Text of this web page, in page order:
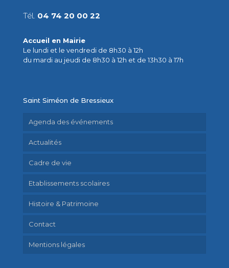
Tél. 04 74 20 00 22
Accueil en Mairie
Le lundi et le vendredi de 8h30 à 12h
du mardi au jeudi de 8h30 à 12h et de 13h30 à 17h
Saint Siméon de Bressieux
Agenda des événements
Actualités
Cadre de vie
Etablissements scolaires
Histoire & Patrimoine
Contact
Mentions légales